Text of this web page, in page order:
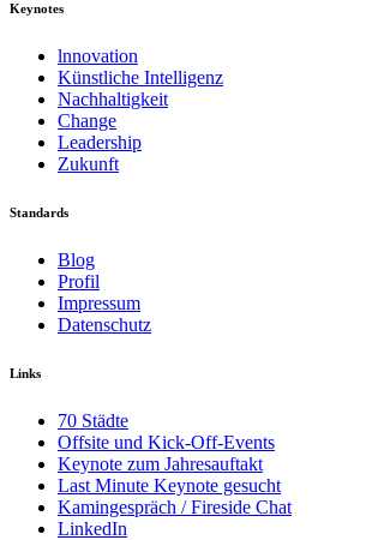
Keynotes
lnnovation
Künstliche Intelligenz
Nachhaltigkeit
Change
Leadership
Zukunft
Standards
Blog
Profil
Impressum
Datenschutz
Links
70 Städte
Offsite und Kick-Off-Events
Keynote zum Jahresauftakt
Last Minute Keynote gesucht
Kamingespräch / Fireside Chat
LinkedIn